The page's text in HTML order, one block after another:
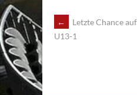
POST
←
Letzte Chance
U13-1